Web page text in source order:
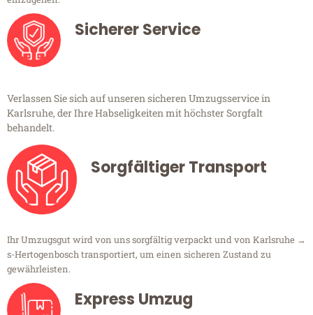
Sicherer Service
Verlassen Sie sich auf unseren sicheren Umzugsservice in
Karlsruhe, der Ihre Habseligkeiten mit höchster Sorgfalt
behandelt.
Sorgfältiger Transport
Ihr Umzugsgut wird von uns sorgfältig verpackt und von Karlsruhe →
s-Hertogenbosch transportiert, um einen sicheren Zustand zu
gewährleisten.
Express Umzug